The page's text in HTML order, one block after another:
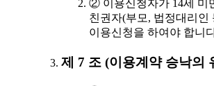
② 이용신청자가 14세 미
친권자(부모, 법정대리인
이용신청을 하여야 합니
제 7 조 (이용계약 승낙의